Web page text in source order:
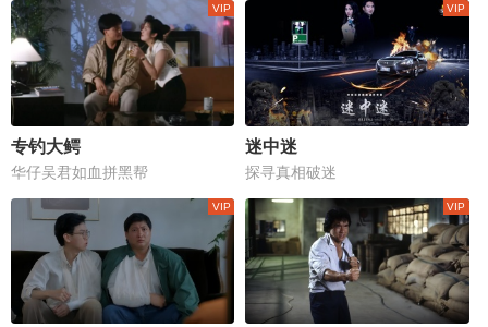
专钓大鳄
华仔吴君如血拼黑帮
迷中迷
探寻真相破迷